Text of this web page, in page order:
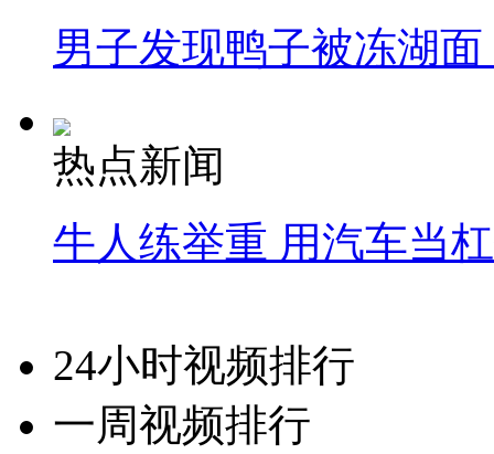
男子发现鸭子被冻湖
热点新闻
牛人练举重 用汽车当
24小时视频排行
一周视频排行